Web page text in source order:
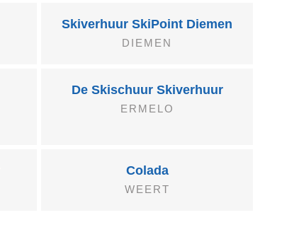
Skiverhuur SkiPoint Diemen
DIEMEN
De Skischuur Skiverhuur
ERMELO
Colada
WEERT